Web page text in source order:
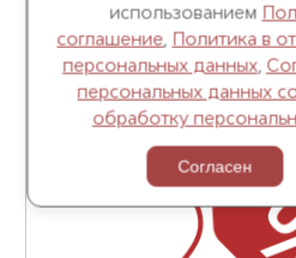
РАСПРОДАЖА
использованием
соглашение, Политика в
персональных данных,
персональных данных
обработку
Согласен